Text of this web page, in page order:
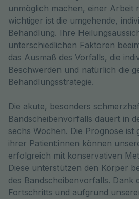
unmöglich machen, einer Arbeit
wichtiger ist die umgehende,
Behandlung. Ihre
unterschiedlichen Faktoren
das Ausmaß des Vorfalls, die
Beschwerden und natürlich die
Behandlungsstrategie.
Die akute, besonders
Bandscheibenvorfalls dauert in
sechs Wochen. Die Prognose ist
ihrer Patient:innen können
erfolgreich mit konservativen
Diese unterstützen den Körper
des Bandscheibenvorfalls. Dank
Fortschritts und aufgrund